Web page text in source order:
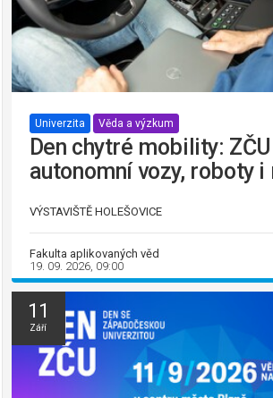
Univerzita Věda a výzkum
Den chytré mobility:
autonomní vozy, roboty i
VÝSTAVIŠTĚ HOLEŠOVICE
Fakulta aplikovaných věd
19. 09. 2026, 09:00
11
Září